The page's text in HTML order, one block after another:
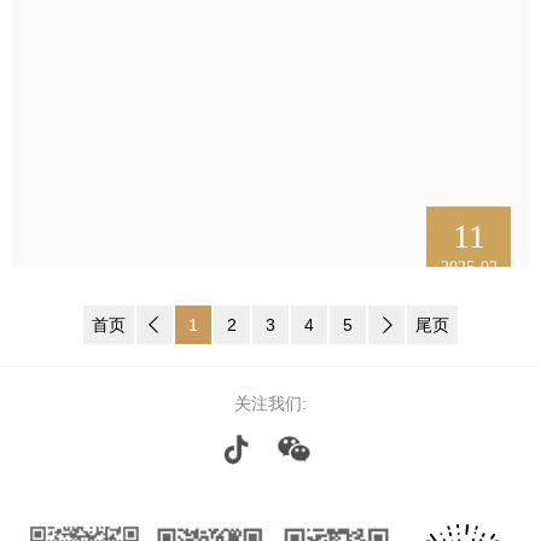
11
2025-02
首页 1 2 3 4 5 尾页
关注我们: